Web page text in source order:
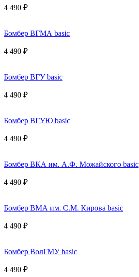
4 490 ₽
Бомбер ВГМА basic
4 490 ₽
Бомбер ВГУ basic
4 490 ₽
Бомбер ВГУЮ basic
4 490 ₽
Бомбер ВКА им. А.Ф. Можайского basic
4 490 ₽
Бомбер ВМА им. С.М. Кирова basic
4 490 ₽
Бомбер ВолГМУ basic
4 490 ₽